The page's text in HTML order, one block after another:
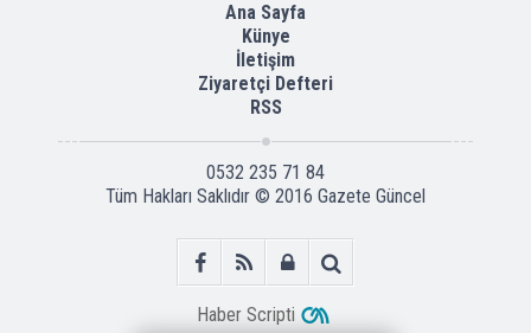
Ana Sayfa
Künye
İletişim
Ziyaretçi Defteri
RSS
0532 235 71 84
Tüm Hakları Saklıdır © 2016 Gazete Güncel
Haber Scripti